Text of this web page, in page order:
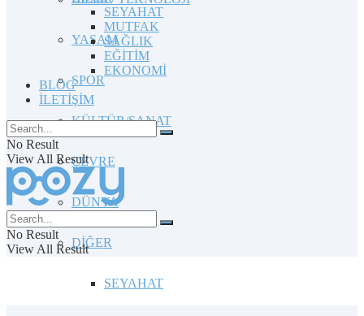
YAŞAM
SPOR
KÜLTÜR/SANAT
ÇEVRE
DÜNYA
DİĞER
SEYAHAT
SEYAHAT
MUTFAK
SAĞLIK
EĞİTİM
EKONOMİ
BLOG
İLETİŞİM
No Result
View All Result
No Result
View All Result